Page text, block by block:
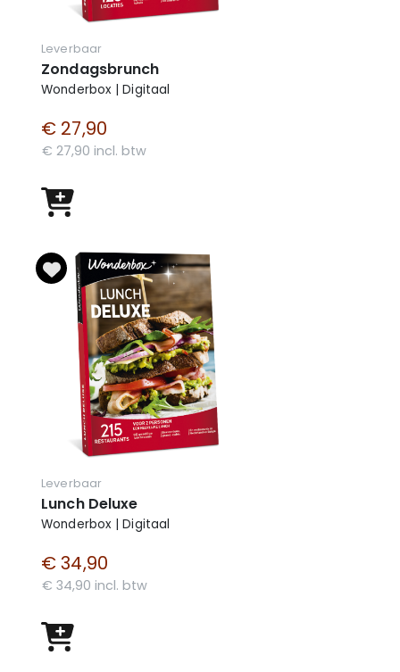
Leverbaar
Zondagsbrunch
Wonderbox | Digitaal
€ 27,90
€ 27,90 incl. btw
Leverbaar
Lunch Deluxe
Wonderbox | Digitaal
€ 34,90
€ 34,90 incl. btw